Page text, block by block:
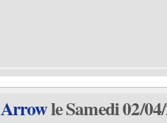
Arrowle Samedi 02/